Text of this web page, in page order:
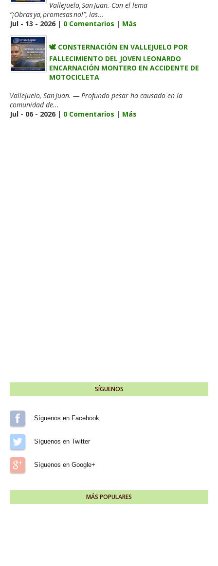
Vallejuelo, San Juan.-Con el lema
“¡Obras ya, promesas no!”, las...
Jul - 13 - 2026 | 0 Comentarios | Más
🕊️ CONSTERNACIÓN EN VALLEJUELO POR
FALLECIMIENTO DEL JOVEN LEONARDO
ENCARNACIÓN MONTERO EN ACCIDENTE DE
MOTOCICLETA
Vallejuelo, San Juan. — Profundo pesar ha causado en la
comunidad de...
Jul - 06 - 2026 | 0 Comentarios | Más
SÍGUENOS
Síguenos en Facebook
Síguenos en Twitter
Síguenos en Google+
MÁS POPULARES